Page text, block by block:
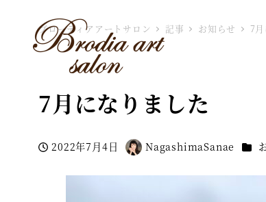
ブローディアアートサロン 記事 お知らせ 7
7月になりました
投稿日
2022年7月4日
著
NagashimaSanae カテ